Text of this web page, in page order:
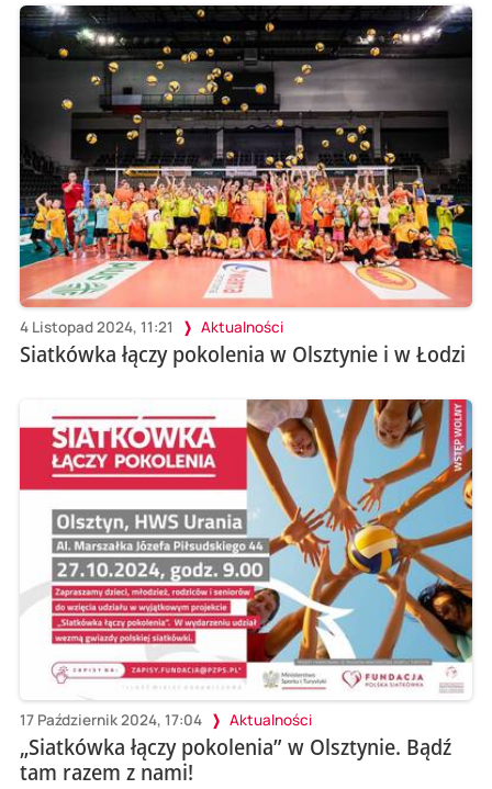
4 Listopad 2024, 11:21 Aktualności
Siatkówka łączy pokolenia w Olsztynie i w Łodzi
17 Październik 2024, 17:04 Aktualności
„Siatkówka łączy pokolenia” w Olsztynie. Bądź
tam razem z nami!